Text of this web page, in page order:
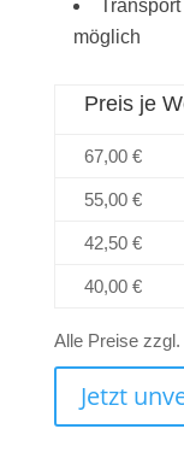
möglich
Preis je
67,00 €
55,00 €
42,50 €
40,00 €
Alle Preise
Jetzt